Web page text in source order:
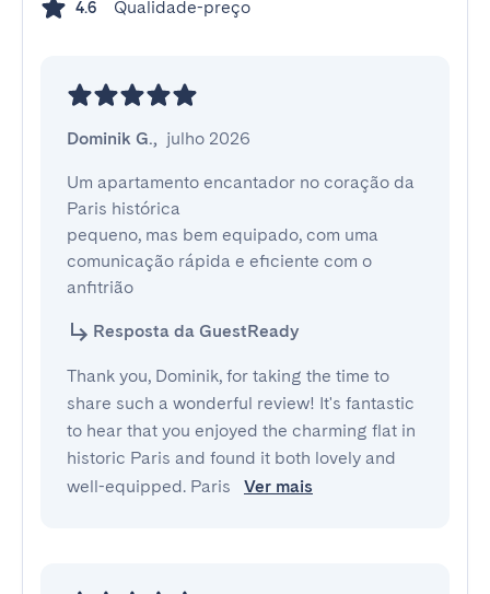
4.6 Qualidade-preço
Dominik G., julho 2026
Um apartamento encantador no coração da
Paris histórica
pequeno, mas bem equipado, com uma
comunicação rápida e eficiente com o
anfitrião
Resposta da GuestReady
Thank you, Dominik, for taking the time to
share such a wonderful review! It's fantastic
to hear that you enjoyed the charming flat in
historic Paris and found it both lovely and
well-equipped. Paris
Ver mais